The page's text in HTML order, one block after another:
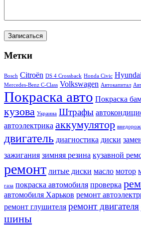
Метки
Bosch Citroën DS 4 Crossback Honda Civic Hyundai
Mercedes-Benz C-Class Volkswagen Автокапитал
Покраска авто Покраска
кузова Украина Штрафы
автоэлектрика аккумулятор
двигатель диагностика диски
зажигания зимняя резина кузавной
ремонт литые диски масло мотор
газа покраска автомобиля проверка
автомобиля Харьков ремонт
ремонт глушителя ремонт двигателя
шины